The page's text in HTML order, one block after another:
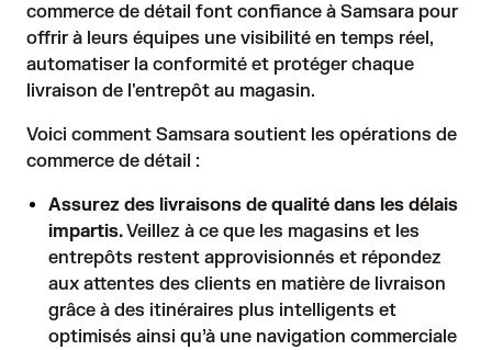
commerce de détail font confiance à Samsara pour
offrir à leurs équipes une visibilité en temps réel,
automatiser la conformité et protéger chaque
livraison de l'entrepôt au magasin.
Voici comment Samsara soutient les opérations de
commerce de détail :
Assurez des livraisons de qualité dans les délais
impartis.Veillez à ce que les magasins et les
entrepôts restent approvisionnés et répondez
aux attentes des clients en matière de livraison
grâce à des itinéraires plus intelligents et
optimisés ainsi qu’à une navigation commerciale